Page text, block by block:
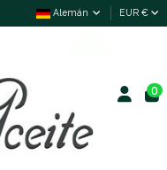
Alemán EUR €
0